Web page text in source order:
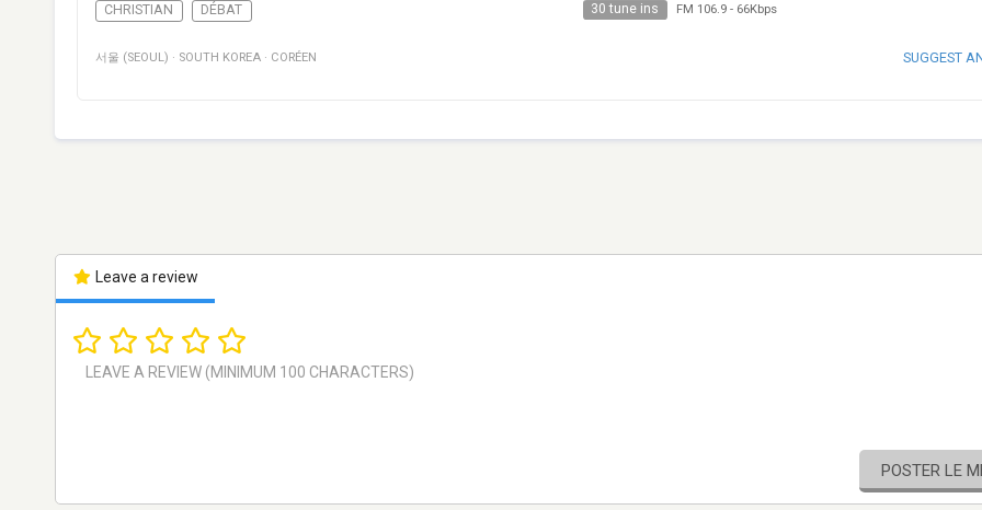
CHRISTIAN DÉBAT 30 tune ins FM 106.9- 66Kbps
서울 (SEOUL) · SOUTH KOREA · CORÉEN SUGGEST
Leave a review
POSTER LE